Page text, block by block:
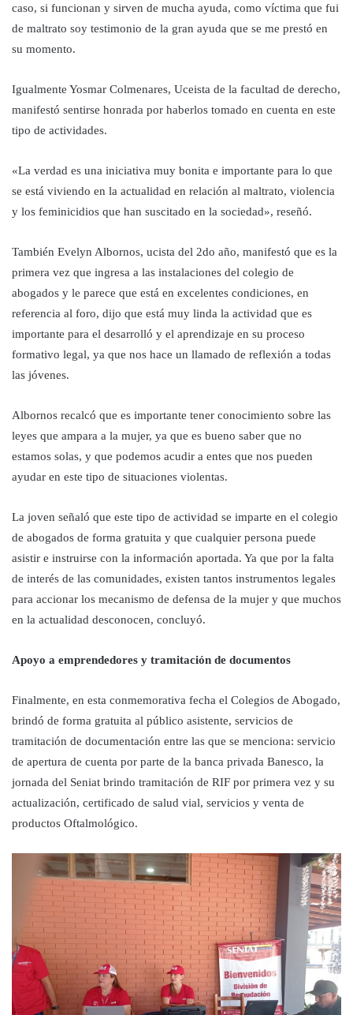
caso, si funcionan y sirven de mucha ayuda, como víctima que fui
de maltrato soy testimonio de la gran ayuda que se me prestó en
su momento.
Igualmente Yosmar Colmenares, Uceista de la facultad de derecho,
manifestó sentirse honrada por haberlos tomado en cuenta en este
tipo de actividades.
«La verdad es una iniciativa muy bonita e importante para lo que
se está viviendo en la actualidad en relación al maltrato, violencia
y los feminicidios que han suscitado en la sociedad», reseñó.
También Evelyn Albornos, ucista del 2do año, manifestó que es la
primera vez que ingresa a las instalaciones del colegio de
abogados y le parece que está en excelentes condiciones, en
referencia al foro, dijo que está muy linda la actividad que es
importante para el desarrolló y el aprendizaje en su proceso
formativo legal, ya que nos hace un llamado de reflexión a todas
las jóvenes.
Albornos recalcó que es importante tener conocimiento sobre las
leyes que ampara a la mujer, ya que es bueno saber que no
estamos solas, y que podemos acudir a entes que nos pueden
ayudar en este tipo de situaciones violentas.
La joven señaló que este tipo de actividad se imparte en el colegio
de abogados de forma gratuita y que cualquier persona puede
asistir e instruirse con la información aportada. Ya que por la falta
de interés de las comunidades, existen tantos instrumentos legales
para accionar los mecanismo de defensa de la mujer y que muchos
en la actualidad desconocen, concluyó.
Apoyo a emprendedores y tramitación de documentos
Finalmente, en esta conmemorativa fecha el Colegios de Abogado,
brindó de forma gratuita al público asistente, servicios de
tramitación de documentación entre las que se menciona: servicio
de apertura de cuenta por parte de la banca privada Banesco, la
jornada del Seniat brindo tramitación de RIF por primera vez y su
actualización, certificado de salud vial, servicios y venta de
productos Oftalmológico.